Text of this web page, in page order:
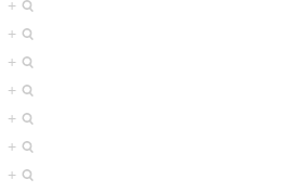
+
+
+
+
+
+
+